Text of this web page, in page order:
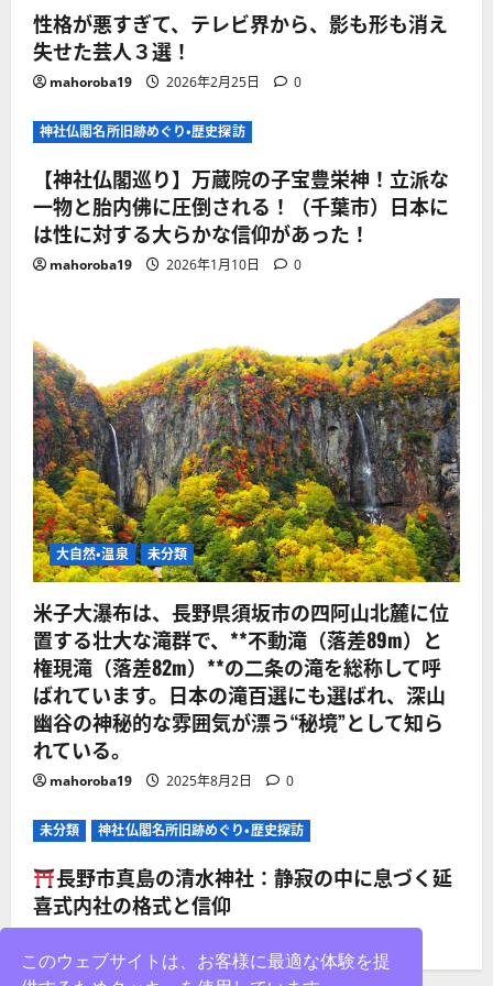
性格が悪すぎて、テレビ界から、影も形も消え
失せた芸人３選！
mahoroba19 2026年2月25日 0
神社仏閣名所旧跡めぐり・歴史探訪
【神社仏閣巡り】万蔵院の子宝豊栄神！立派な
一物と胎内佛に圧倒される！（千葉市）日本に
は性に対する大らかな信仰があった！
mahoroba19 2026年1月10日 0
大自然・温泉 未分類
米子大瀑布は、長野県須坂市の四阿山北麓に位
置する壮大な滝群で、**不動滝（落差89m）と
権現滝（落差82m）**の二条の滝を総称して呼
ばれています。日本の滝百選にも選ばれ、深山
幽谷の神秘的な雰囲気が漂う“秘境”として知ら
れている。
mahoroba19 2025年8月2日 0
未分類 神社仏閣名所旧跡めぐり・歴史探訪
長野市真島の清水神社：静寂の中に息づく延
喜式内社の格式と信仰
このウェブサイトは、お客様に最適な体験を提